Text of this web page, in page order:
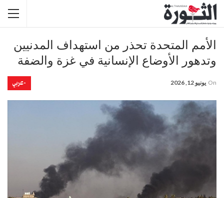
الأمم المتحدة تحذر من استهداف المدنيين
وتدهور الأوضاع الإنسانية في غزة والضفة
-عربي On يونيو 12, 2026